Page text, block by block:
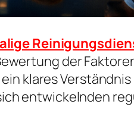
der
klares
entwickelnden